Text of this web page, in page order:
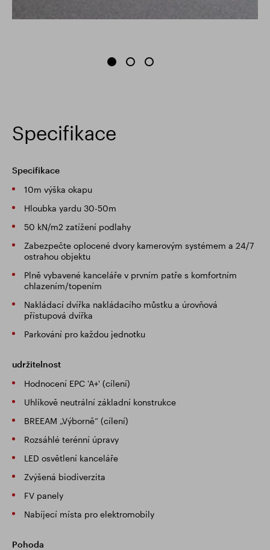
Specifikace
Specifikace
10m výška okapu
Hloubka yardu 30-50m
50 kN/m2 zatížení podlahy
Zabezpečte oplocené dvory kamerovým systémem a 24/7
ostrahou objektu
Plně vybavené kanceláře v prvním patře s komfortním
chlazením/topením
Nakládací dvířka nakládacího můstku a úrovňová
přístupová dvířka
Parkování pro každou jednotku
udržitelnost
Hodnocení EPC 'A+' (cílení)
Uhlíkově neutrální základní konstrukce
BREEAM „Výborně“ (cílení)
Rozsáhlé terénní úpravy
LED osvětlení kanceláře
Zvýšená biodiverzita
FV panely
Nabíjecí místa pro elektromobily
Pohoda